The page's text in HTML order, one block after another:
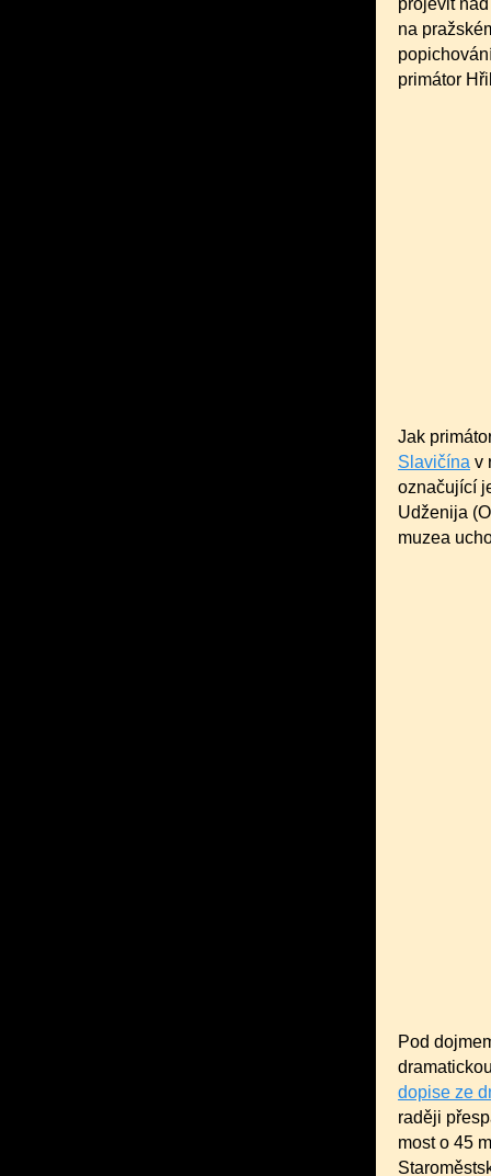
projevit
na
primátor
Jak
Slavičína v
označující
Udženija
muzea
Pod
dopise ze
raději
most o 45